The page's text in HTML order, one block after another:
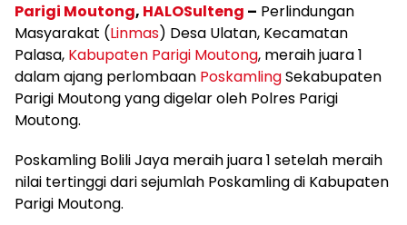
Parigi Moutong, HALOSulteng – Perlindungan
Masyarakat (Linmas) Desa Ulatan, Kecamatan
Palasa, Kabupaten Parigi Moutong, meraih juara 1
dalam ajang perlombaan PoskamlingSekabupaten
Parigi Moutong yang digelar oleh Polres Parigi
Moutong.
Poskamling Bolili Jaya meraih juara 1 setelah meraih
nilai tertinggi dari sejumlah Poskamling di Kabupaten
Parigi Moutong.